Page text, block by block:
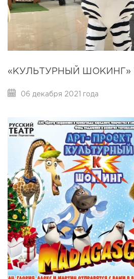
06 декабря 2021 года